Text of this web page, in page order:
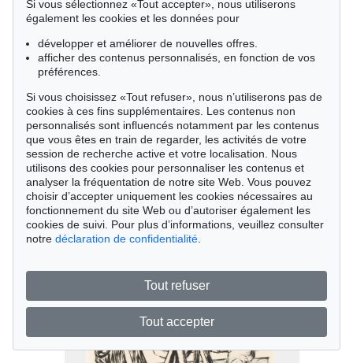
Vente 591 - lot 126
Max Beckmann
Großes Selbstbildnis, 1919
Résultat:€ 44,450
Si vous sélectionnez «Tout accepter», nous utiliserons
également les cookies et les données pour
développer et améliorer de nouvelles offres.
afficher des contenus personnalisés, en fonction de vos
préférences.
Si vous choisissez «Tout refuser», nous n’utiliserons pas de
cookies à ces fins supplémentaires. Les contenus non
personnalisés sont influencés notamment par les contenus
que vous êtes en train de regarder, les activités de votre
session de recherche active et votre localisation. Nous
utilisons des cookies pour personnaliser les contenus et
analyser la fréquentation de notre site Web. Vous pouvez
choisir d’accepter uniquement les cookies nécessaires au
fonctionnement du site Web ou d’autoriser également les
cookies de suivi. Pour plus d’informations, veuillez consulter
notre déclaration de confidentialité
Tout refuser
Tout accepter